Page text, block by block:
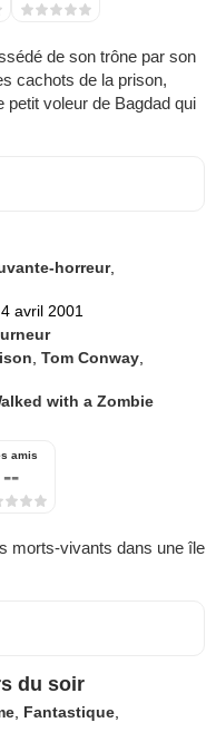
de son trône par son
cachots de la prison,
petit voleur de Bagdad qui
horreur,
4 avril 2001
,Tom Conway
with a Zombie
amis
--
morts-vivants dans une île
du soir
Fantastique